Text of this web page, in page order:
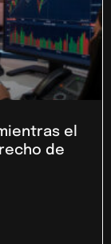
el
de